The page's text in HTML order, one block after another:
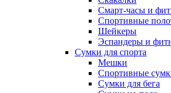
Смарт-часы и
Спортивные
Шейкеры
Эспандеры и
Сумки для спорта
Мешки
Спортивные
Сумки для бега